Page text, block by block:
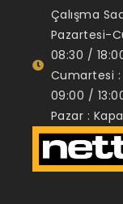
Çalışma
Pazartesi-
08:30 /
Cumartesi :
09:00 /
Pazar :